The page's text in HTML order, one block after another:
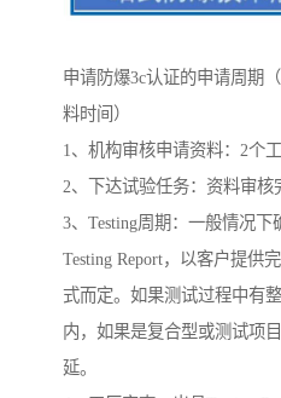
申请防爆3c认证的申请周期
料时间）
1、机构审核申请资料：2个
2、下达试验任务：资料审核
3、Testing周期：一般情况
Testing Report，以客户提供
式而定。如果测试过程中有
内，如果是复合型或测试项
延。